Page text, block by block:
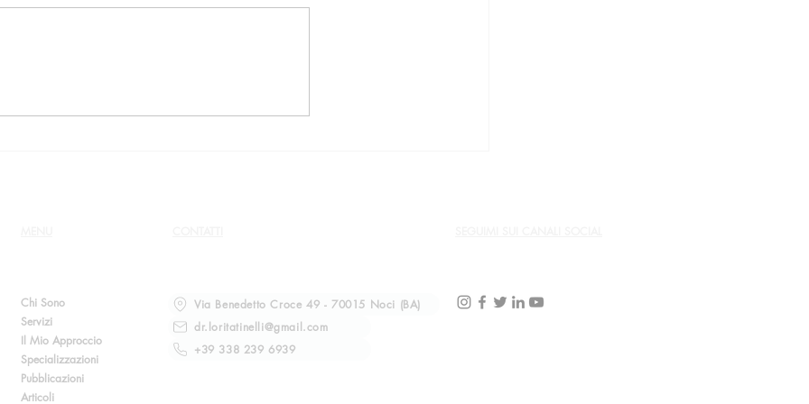
Intervista per il
Magazine
Chi Sono
Servizi
Il Mio Approccio
Specializzazioni
Pubblicazioni
Articoli
Via Benedetto Croce 49 - 70015 Noci (BA)
dr.loritatinelli@gmail.com
+39 338 239 6939